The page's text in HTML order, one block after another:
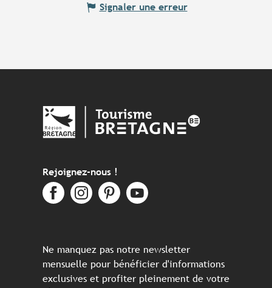
Signaler une erreur
Rejoignez-nous !
Ne manquez pas notre newsletter
mensuelle pour bénéficier d'informations
exclusives et profiter pleinement de votre